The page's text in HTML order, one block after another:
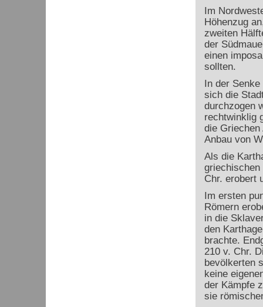
Im
Höhenzug
zweiten
der
einen
sollten.
In der
sich die
durchzogen
rechtwinklig
die
Anbau von
Als die
griechischen
Chr. erobert
Im ersten
Römern
in die
den
brachte.
210 v. Chr.
bevölkerten
keine
der Kämpfe
sie